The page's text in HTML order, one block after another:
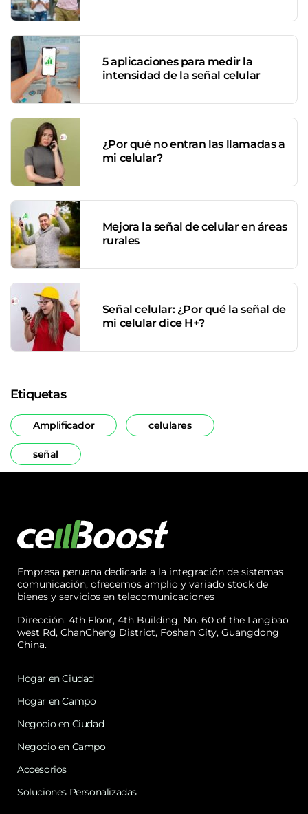
5 aplicaciones para medir la
intensidad de la señal celular
¿Por qué no entran las llamadas a
mi celular?
Mejora la señal de celular en áreas
rurales
Señal celular: ¿Por qué la señal de
mi celular dice H+?
Etiquetas
Amplificador celulares
señal
Empresa peruana dedicada a la integración de sistemas
comunicación, ofrecemos amplio y variado stock de
bienes y servicios en telecomunicaciones
Dirección: 4th Floor, 4th Building, No. 60 of the Langbao
west Rd, ChanCheng District, Foshan City, Guangdong
China.
Hogar en Ciudad
Hogar en Campo
Negocio en Ciudad
Negocio en Campo
Accesorios
Soluciones Personalizadas